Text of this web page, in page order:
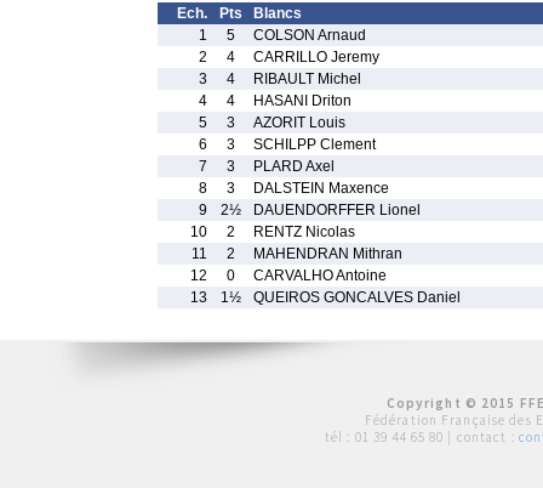
Ech. Pts
Blancs
1
5
COLSON Arnaud
2
4
CARRILLO Jeremy
3
4
RIBAULT Michel
4
4
HASANI Driton
5
3
AZORIT Louis
6
3
SCHILPP Clement
7
3
PLARD Axel
8
3
DALSTEIN Maxence
9
2½
DAUENDORFFER Lionel
10
2
RENTZ Nicolas
11
2
MAHENDRAN Mithran
12
0
CARVALHO Antoine
13
1½ QUEIROS GONCALVES Daniel
Copyright © 2015
Fédération Française des
tél : 01 39 44 65 80 | contact :